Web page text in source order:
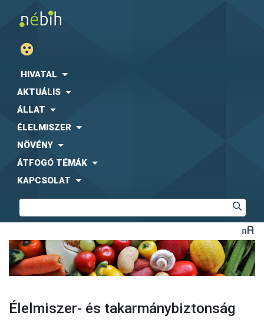
HIVATAL
AKTUÁLIS
ÁLLAT
ÉLELMISZER
NÖVÉNY
ÁTFOGÓ TÉMÁK
KAPCSOLAT
Élelmiszer- és takarmánybiztonság